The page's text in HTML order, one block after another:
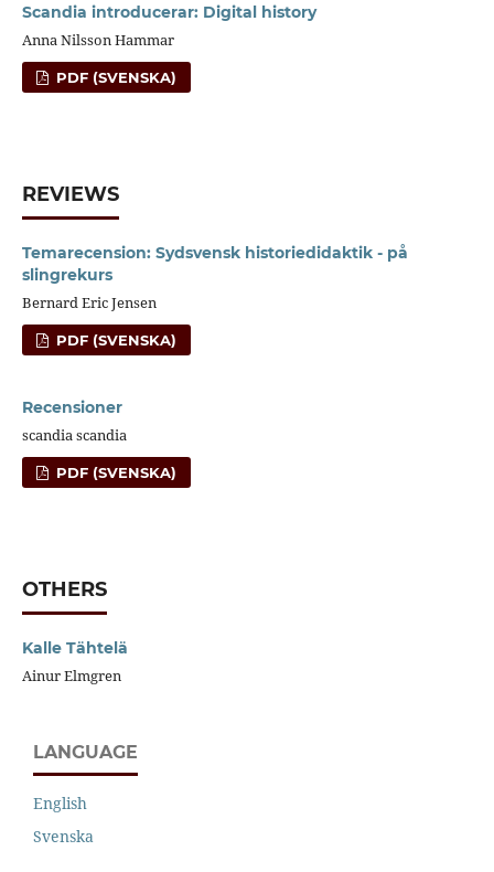
Scandia introducerar: Digital history
Anna Nilsson Hammar
PDF (SVENSKA)
REVIEWS
Temarecension: Sydsvensk historiedidaktik - på
slingrekurs
Bernard Eric Jensen
PDF (SVENSKA)
Recensioner
scandia scandia
PDF (SVENSKA)
OTHERS
Kalle Tähtelä
Ainur Elmgren
LANGUAGE
English
Svenska